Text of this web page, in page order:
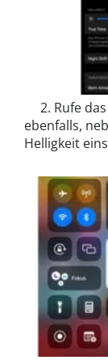
2. Rufe
ebenfalls,
Helligkeit